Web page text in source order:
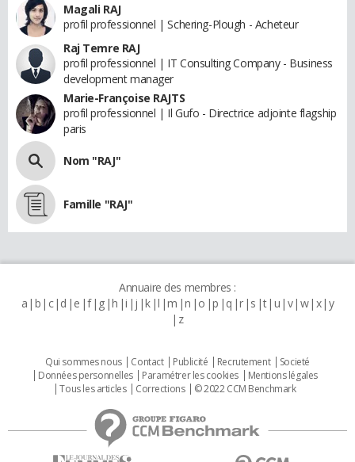
Magali RAJ
profil professionnel | Schering-Plough - Acheteur
Raj Temre RAJ
profil professionnel | IT Consulting Company - Business
development manager
Marie-Françoise RAJTS
profil professionnel | Il Gufo - Directrice adjointe flagship
paris
Nom "RAJ"
Famille "RAJ"
Annuaire des membres :
a b c d e f g h i j k l m n o p q r s t u v w x y
z
Qui sommes nous Contact Publicité Recrutement
Societé
Données personnelles
Paramétrer les cookies
Mentions légales
Tous les articles
Corrections © 2022 CCM Benchmark